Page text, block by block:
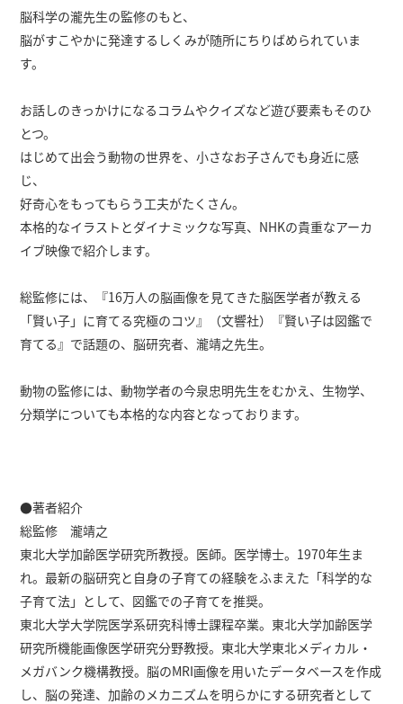
脳科学の瀧先生の監修のもと、
脳がすこやかに発達するしくみが随所にちりばめられていま
す。
お話しのきっかけになるコラムやクイズなど遊び要素もそのひ
とつ。
はじめて出会う動物の世界を、小さなお子さんでも身近に感
じ、
好奇心をもってもらう工夫がたくさん。
本格的なイラストとダイナミックな写真、NHKの貴重なアーカ
イブ映像で紹介します。
総監修には、『16万人の脳画像を見てきた脳医学者が教える
「賢い子」に育てる究極のコツ』（文響社）『賢い子は図鑑で
育てる』で話題の、脳研究者、瀧靖之先生。
動物の監修には、動物学者の今泉忠明先生をむかえ、生物学、
分類学についても本格的な内容となっております。
●著者紹介
総監修 瀧靖之
東北大学加齢医学研究所教授。医師。医学博士。1970年生ま
れ。最新の脳研究と自身の子育ての経験をふまえた「科学的な
子育て法」として、図鑑での子育てを推奨。
東北大学大学院医学系研究科博士課程卒業。東北大学加齢医学
研究所機能画像医学研究分野教授。東北大学東北メディカル・
メガバンク機構教授。脳のMRI画像を用いたデータベースを作成
し、脳の発達、加齢のメカニズムを明らかにする研究者として